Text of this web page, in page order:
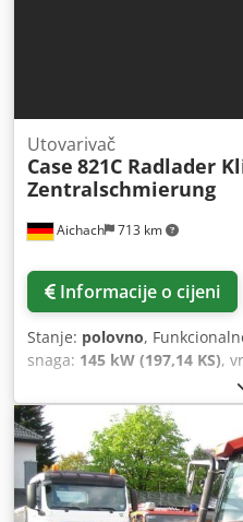
Aichach 713 km
Utovarivač
Case 821C Radlader
Zentralschmierung
Informacije o cijeni
Stanje: polovno,
snaga: 145 kW (197,14 KS),
sati:8.000 h, Oprema:
podmazivanje, kabina,